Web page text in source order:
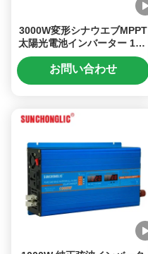
3000W変形シナウエブMPPT
太陽光電池インバーター 12V
から220V DC/AC電源変換
お問い合わせ